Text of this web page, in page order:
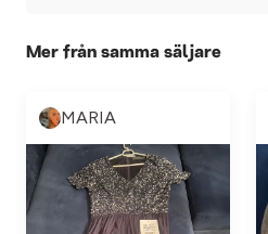
Mer från samma säljare
MARIA